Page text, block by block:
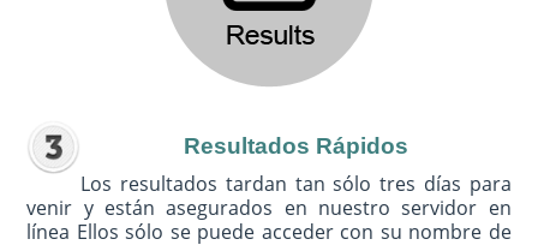
Resultados Rápidos
Los resultados tardan tan sólo tres días para
venir y están asegurados en nuestro servidor en
línea Ellos sólo se puede acceder con su nombre de